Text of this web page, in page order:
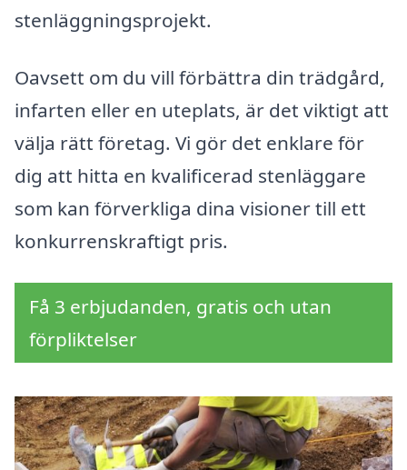
stenläggningsprojekt.
Oavsett om du vill förbättra din trädgård,
infarten eller en uteplats, är det viktigt att
välja rätt företag. Vi gör det enklare för
dig att hitta en kvalificerad stenläggare
som kan förverkliga dina visioner till ett
konkurrenskraftigt pris.
Få 3 erbjudanden, gratis och utan
förpliktelser